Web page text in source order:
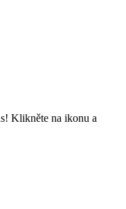
Klikněte na ikonu a